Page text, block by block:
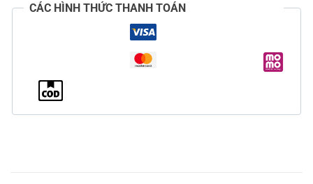
CÁC HÌNH THỨC THANH TOÁN